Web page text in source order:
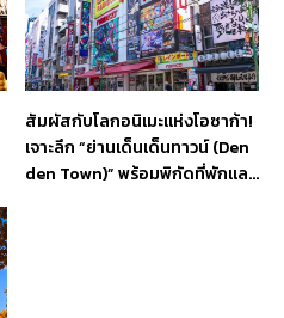
สัมผัสกับโลกอนิเมะแห่งโอซาก้า!
เจาะลึก “ย่านเด็นเด็นทาวน์ (Den
den Town)” พร้อมพิกัดที่พักและ